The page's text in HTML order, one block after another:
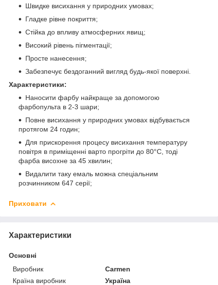
Швидке висихання у природних умовах;
Гладке рівне покриття;
Стійка до впливу атмосферних явищ;
Високий рівень пігментації;
Просте нанесення;
Забезпечує бездоганний вигляд будь-якої поверхні.
Характеристики:
Наносити фарбу найкраще за допомогою
фарбопульта в 2-3 шари;
Повне висихання у природних умовах відбувається
протягом 24 годин;
Для прискорення процесу висихання температуру
повітря в приміщенні варто прогріти до 80°C, тоді
фарба висохне за 45 хвилин;
Видалити таку емаль можна спеціальним
розчинником 647 серії;
Приховати
Характеристики
Основні
Виробник
Carmen
Країна виробник
Україна